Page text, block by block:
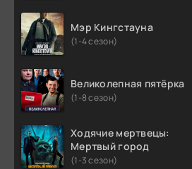
Мэр Кингстауна
(1-4 сезон)
Великолепная пятёрка
(1-8 сезон)
Ходячие мертвецы:
Мертвый город
(1-3 сезон)